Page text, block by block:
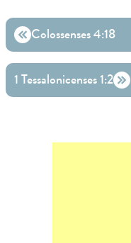
Colossenses 4:18
1 Tessalonicenses 1:2